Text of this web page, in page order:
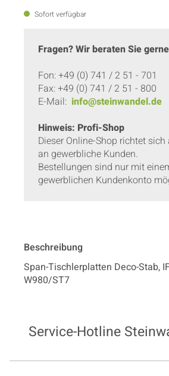
Sofort verfügbar
Fragen? Wir beraten Sie
Fon: +49 (0) 741 / 2 51 - 701
Fax: +49 (0) 741 / 2 51 - 800
E-Mail: info@steinwandel.de
Hinweis: Profi-Shop
Dieser Online-Shop richtet
an gewerbliche Kunden.
Bestellungen sind nur mit
gewerblichen Kundenkonto
Beschreibung
Span-Tischlerplatten Deco-Stab,
W980/ST7
Service-Hotline